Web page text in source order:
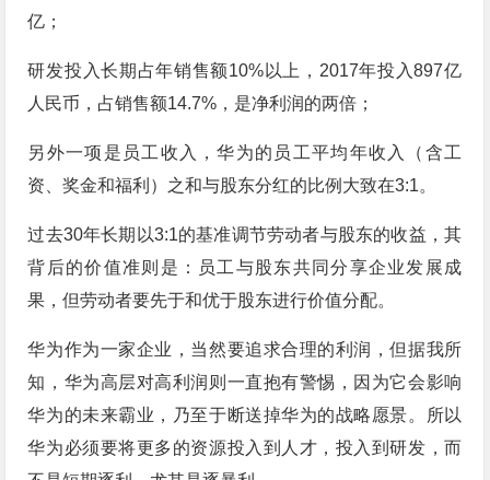
亿；
研发投入长期占年销售额10%以上，2017年投入897亿
人民币，占销售额14.7%，是净利润的两倍；
另外一项是员工收入，华为的员工平均年收入（含工
资、奖金和福利）之和与股东分红的比例大致在3:1。
过去30年长期以3:1的基准调节劳动者与股东的收益，其
背后的价值准则是：员工与股东共同分享企业发展成
果，但劳动者要先于和优于股东进行价值分配。
华为作为一家企业，当然要追求合理的利润，但据我所
知，华为高层对高利润则一直抱有警惕，因为它会影响
华为的未来霸业，乃至于断送掉华为的战略愿景。所以
华为必须要将更多的资源投入到人才，投入到研发，而